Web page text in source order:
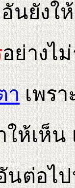
นยังใ
อย่างไ
าเพรา
ห็น เ
นต่อไ